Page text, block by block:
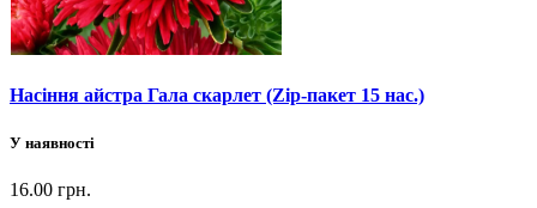
Насіння айстра Гала скарлет (Zip-пакет 15 нас.)
У наявності
16.00 грн.